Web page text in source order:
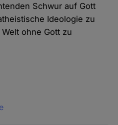
Schwur auf Gott
Ideologie zu
ohne Gott zu